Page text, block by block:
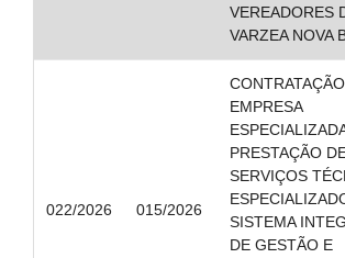
VEREADORES
VARZEA NOVA
022/2026 015/2026
EMPRESA
PRESTAÇÃO
SERVIÇOS
SISTEMA
DE GESTÃO E